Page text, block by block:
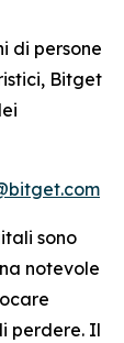
di persone
Bitget
sono
notevole
perdere. Il